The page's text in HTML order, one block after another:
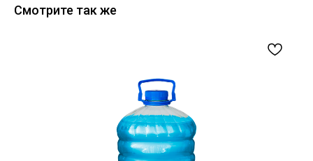
Смотрите так же